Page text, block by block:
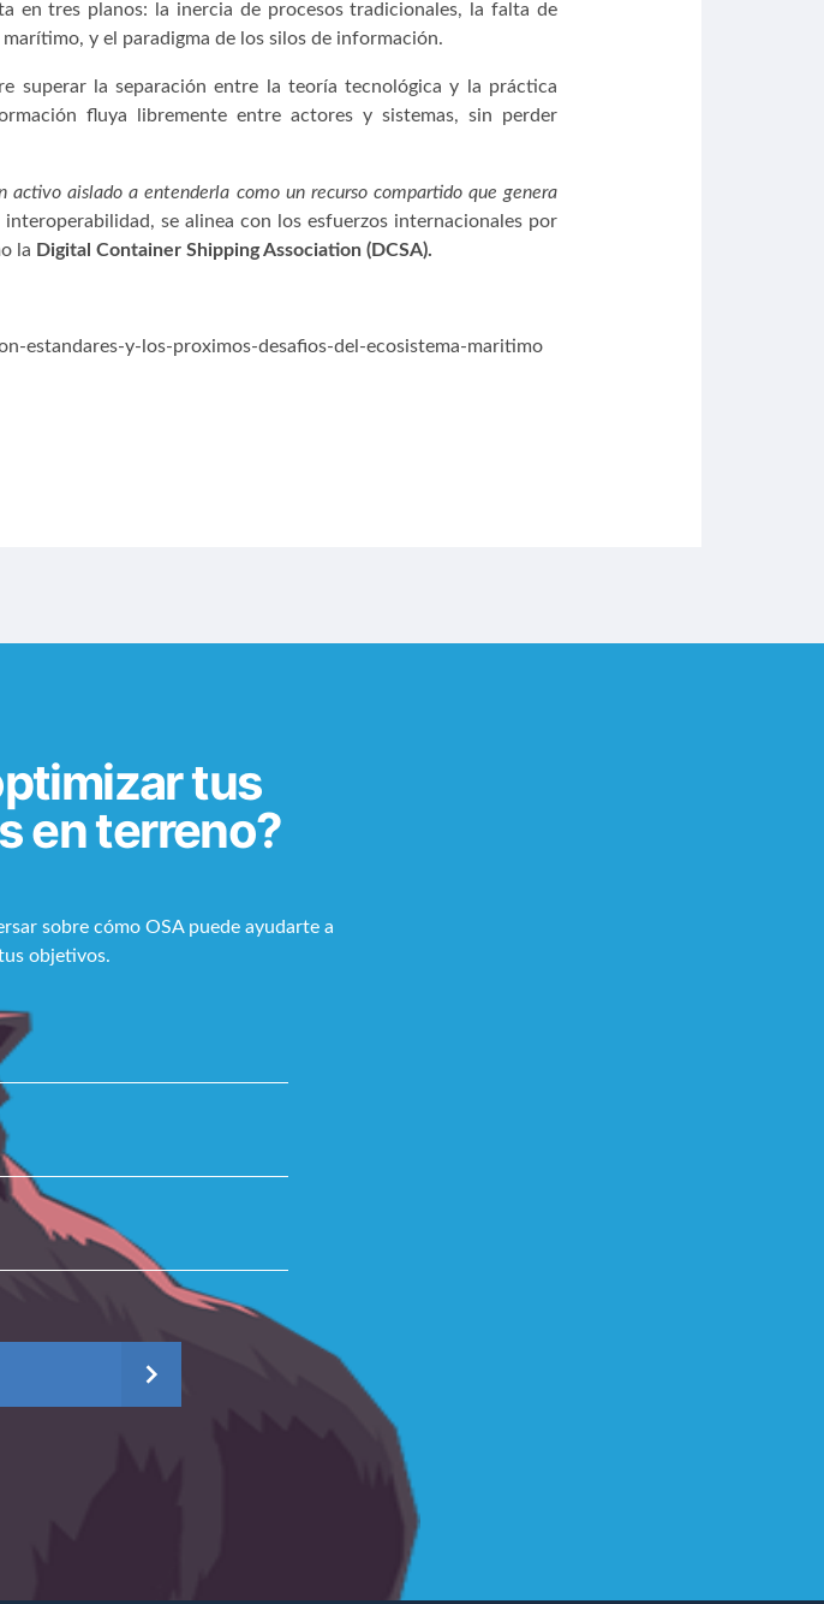
en tres planos: la inercia de procesos tradicionales, la falta de
y el paradigma de los silos de información.
superar la separación entre la teoría tecnológica y la práctica
fluya libremente entre actores y sistemas, sin perder
aislado a entenderla como un recurso compartido que genera
se alinea con los esfuerzos internacionales por
la Digital Container Shipping Association (DCSA).
estandares-y-los-proximos-desafios-del-ecosistema-maritimo
tus
en terreno?
sobre cómo OSA puede ayudarte a
objetivos.